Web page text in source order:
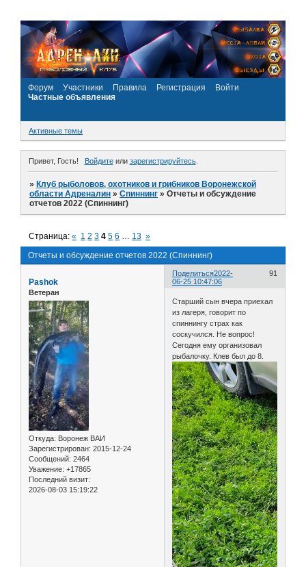
Форум Участники Правила Регистрация
Войти
Частные объявления
Активные темы
Привет, Гость! Войдитеили зарегистрируйтесь.
»Клуб рыболовов, охотников и грибников Воронежской
области Адреналин »Спиннинг »Отчеты и обсуждение
отчетов 2022 (Спиннинг)
Отчеты и обсуждение отчетов 2022 (Спиннинг)
Страница:« 1 2 3 4 5 6 … 13 »
Поделиться 91
2022-
06-25 10:47:06
Pashok
Ветеран
Откуда: Воронеж ВАИ
Зарегистрирован: 2015-12-24
Сообщений: 2464
Уважение: +17865
Последний визит:
2026-08-03 15:19:22
Старший сын вчера приехал
из лагеря, говорит по
спиннингу страх как
соскучился. Не вопрос!
Сегодня ему организовал
рыбалочку. Клев был до 8.